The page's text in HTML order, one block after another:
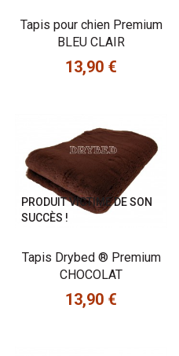
Tapis pour chien Premium
BLEU CLAIR
Prix
13,90 €
PRODUIT VICTIME DE SON
SUCCÈS !
Tapis Drybed ® Premium
CHOCOLAT
Prix
13,90 €